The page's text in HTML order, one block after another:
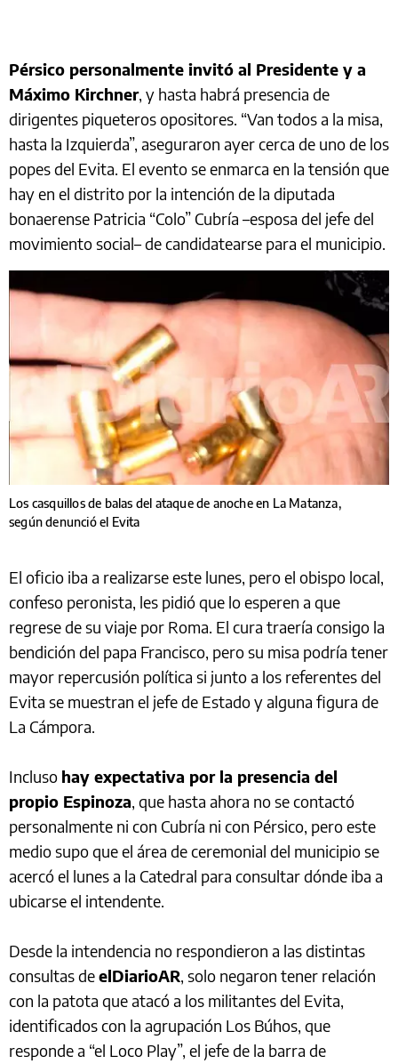
Pérsico personalmente invitó al Presidente y a
Máximo Kirchner, y hasta habrá presencia de
dirigentes piqueteros opositores. “Van todos a la misa,
hasta la Izquierda”, aseguraron ayer cerca de uno de los
popes del Evita. El evento se enmarca en la tensión que
hay en el distrito por la intención de la diputada
bonaerense Patricia “Colo” Cubría –esposa del jefe del
movimiento social– de candidatearse para el municipio.
Los casquillos de balas del ataque de anoche en La Matanza,
según denunció el Evita
El oficio iba a realizarse este lunes, pero el obispo local,
confeso peronista, les pidió que lo esperen a que
regrese de su viaje por Roma. El cura traería consigo la
bendición del papa Francisco, pero su misa podría tener
mayor repercusión política si junto a los referentes del
Evita se muestran el jefe de Estado y alguna figura de
La Cámpora.
Incluso hay expectativa por la presencia del
propio Espinoza, que hasta ahora no se contactó
personalmente ni con Cubría ni con Pérsico, pero este
medio supo que el área de ceremonial del municipio se
acercó el lunes a la Catedral para consultar dónde iba a
ubicarse el intendente.
Desde la intendencia no respondieron a las distintas
consultas deelDiarioAR, solo negaron tener relación
con la patota que atacó a los militantes del Evita,
identificados con la agrupación Los Búhos, que
responde a “el Loco Play”, el jefe de la barra de